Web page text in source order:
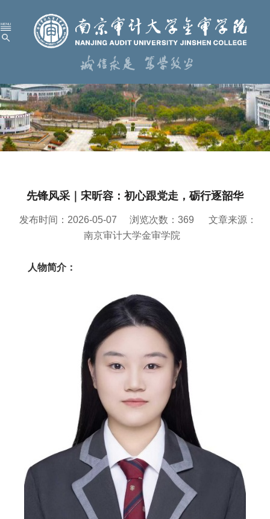
学校概况
机构设置
人才培养
招生就业
党建工作
校园邮箱 访客申请 WebVPN
先锋风采｜宋昕容：初心跟党走，砺行逐韶华
发布时间：2026-05-07 浏览次数： 369
文章来源：
南京审计大学金审学院
人物简介：